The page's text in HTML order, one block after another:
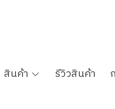
สินค้า รีวิวสินค้า